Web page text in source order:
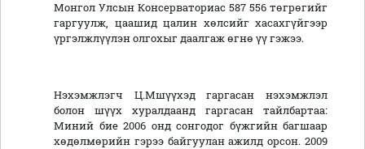
Монгол Улсын Консерваториас 587 556 төгрөгийг
гаргуулж, цаашид цалин хөлсийг хасахгүйгээр
үргэлжлүүлэн олгохыг даалгаж өгнө үү гэжээ.
Нэхэмжлэгч Ц.Мшүүхэд гаргасан нэхэмжлэл
болон шүүх хуралдаанд гаргасан тайлбартаа:
Миний бие 2006 онд сонгодог бүжгийн багшаар
хөдөлмөрийн гэрээ байгуулан ажилд орсон. 2009